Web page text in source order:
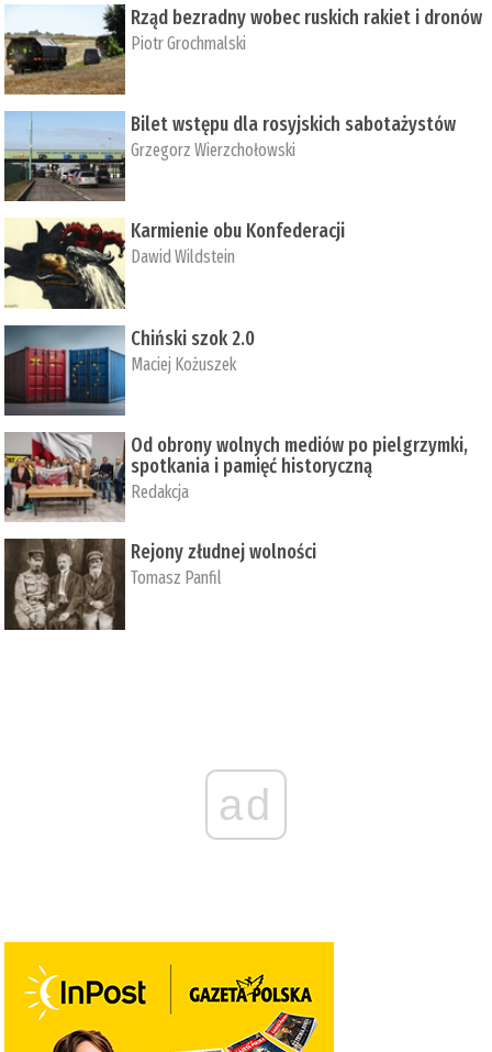
Rząd bezradny wobec ruskich rakiet i dronów
Piotr Grochmalski
Bilet wstępu dla rosyjskich sabotażystów
Grzegorz Wierzchołowski
Karmienie obu Konfederacji
Dawid Wildstein
Chiński szok 2.0
Maciej Kożuszek
Od obrony wolnych mediów po pielgrzymki,
spotkania i pamięć historyczną
Redakcja
Rejony złudnej wolności
Tomasz Panfil
ad